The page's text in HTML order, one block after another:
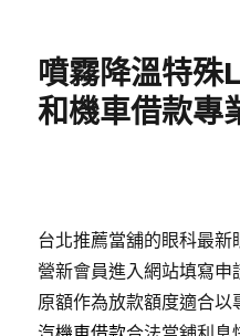
噴霧降溫特殊
和機車借款專
台北推薦當舖的眼科最
營新會員進入網站填寫申
原額作為放款額度適合